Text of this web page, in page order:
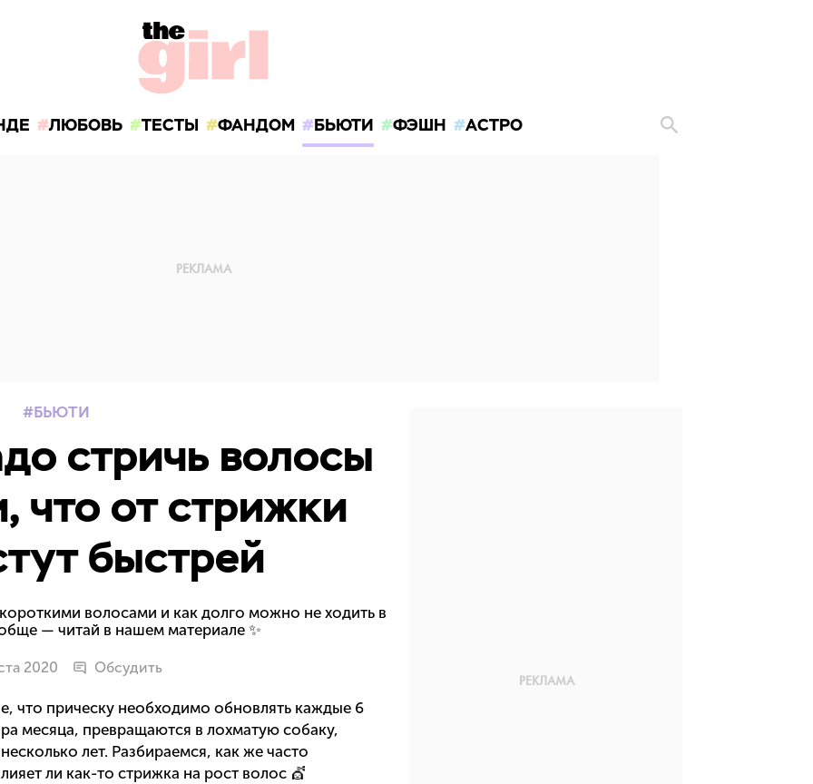
ЛЮБОВЬ ТЕСТЫ ФАНДОМ БЬЮТИ ФЭШН АСТРО
БЬЮТИ
стричь волосы
что от стрижки
быстрей
волосами и как долго можно не ходить в
— читай в нашем материале ✨
2020 Обсудить
что прическу необходимо обновлять каждые 6
месяца, превращаются в лохматую собаку,
лет. Разбираемся, как же часто
ли как-то стрижка на рост волос 💇